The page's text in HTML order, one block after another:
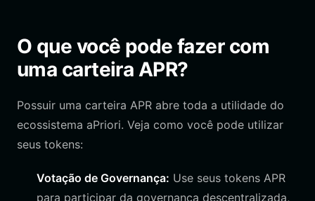
O que você pode fazer com
uma carteira APR?
Possuir uma carteira APR abre toda a utilidade do
ecossistema aPriori. Veja como você pode utilizar
seus tokens:
Votação de Governança: Use seus tokens APR
para participar da governança descentralizada,